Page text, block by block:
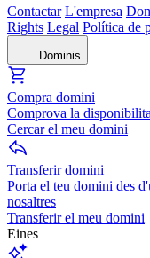
Contactar L'empresa
Rights Legal Política de
Dominis
Compra domini
Comprova la
Cercar el meu domini
Transferir domini
Porta el teu domini des
nosaltres
Transferir el meu domini
Eines